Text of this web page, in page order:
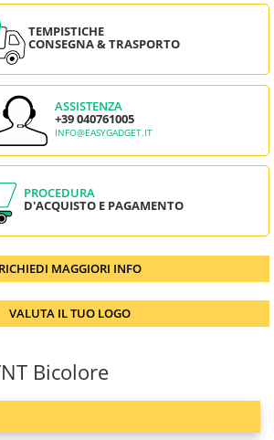
TEMPISTICHE
CONSEGNA & TRASPORTO
ASSISTENZA
+39 040761005
INFO@EASYGADGET.IT
PROCEDURA
D'ACQUISTO E PAGAMENTO
RICHIEDI MAGGIORI INFO
VALUTA IL TUO LOGO
Bicolore